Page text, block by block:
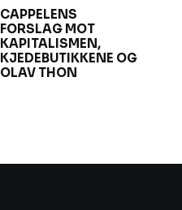
CAPPELENS
FORSLAG MOT
KAPITALISMEN,
KJEDEBUTIKKENE OG
OLAV THON